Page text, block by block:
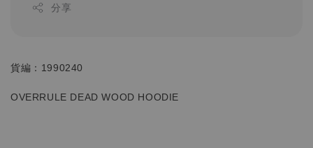
分享
貨編：1990240
OVERRULE DEAD WOOD HOODIE